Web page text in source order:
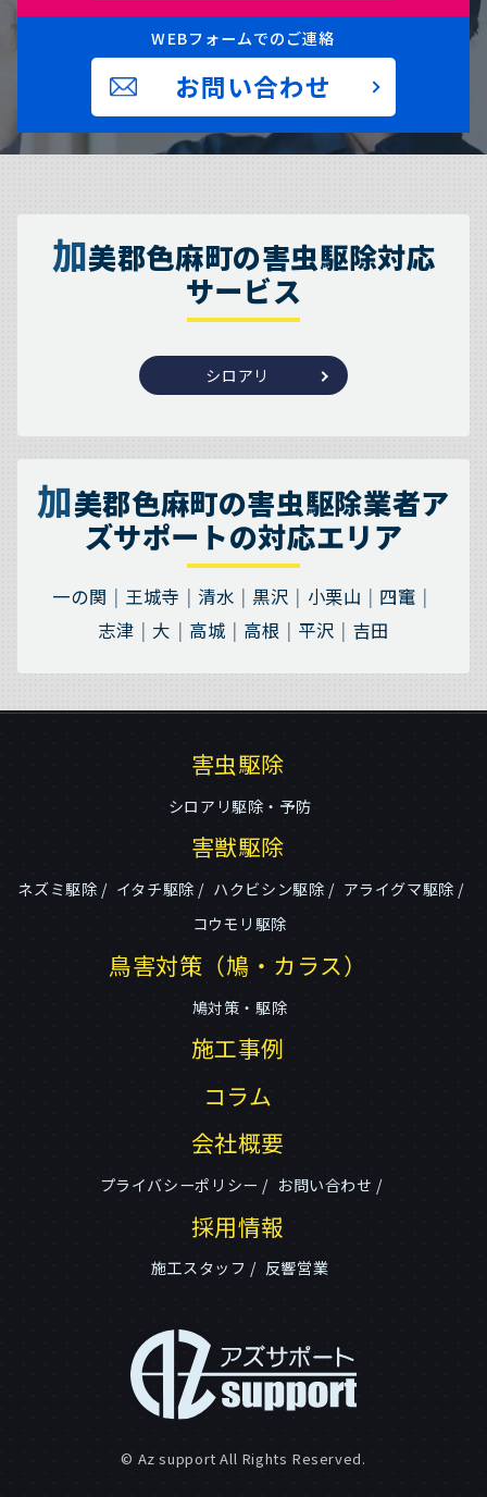
WEBフォームでのご連絡
お問い合わせ
加美郡色麻町の害虫駆除対応
サービス
シロアリ
加美郡色麻町の害虫駆除業者ア
ズサポートの対応エリア
一の関 王城寺 清水 黒沢 小栗山
四竃
志津
大 高城 高根 平沢 吉田
害虫駆除
シロアリ駆除・予防
害獣駆除
ネズミ駆除 イタチ駆除 ハクビシン駆除
アライグマ駆除
コウモリ駆除
鳥害対策（鳩・カラス）
鳩対策・駆除
施工事例
コラム
会社概要
プライバシーポリシー お問い合わせ
採用情報
施工スタッフ 反響営業
© Az support All Rights Reserved.